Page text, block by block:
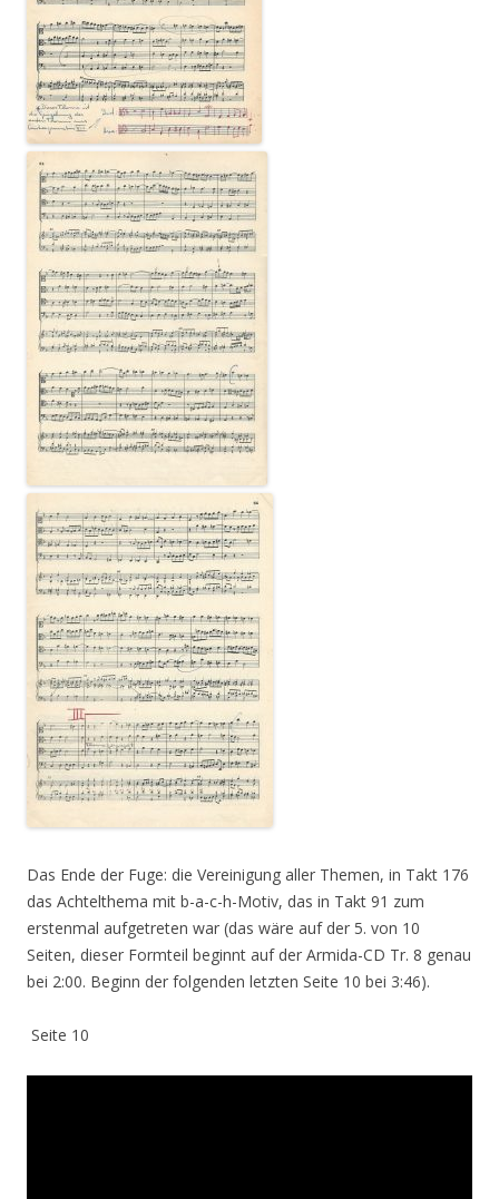
Das Ende der Fuge: die Vereinigung aller Themen, in Takt 176
das Achtelthema mit b-a-c-h-Motiv, das in Takt 91 zum
erstenmal aufgetreten war (das wäre auf der 5. von 10
Seiten, dieser Formteil beginnt auf der Armida-CD Tr. 8 genau
bei 2:00. Beginn der folgenden letzten Seite 10 bei 3:46).
Seite 10